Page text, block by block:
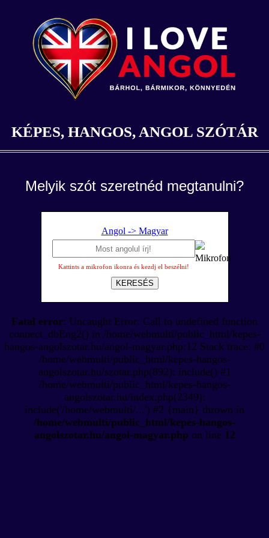
KÉPES, HANGOS, ANGOL SZÓTÁR
Melyik szót szeretnéd megtanulni?
Angol -> Magyar
Kattints a mikrofon ikonra és kezdj el beszélni!
KERESÉS
Fatal error: Uncaught Error: Call to undefined function
connect_dbEng2() in /home/webmulti/public_html/kepes-
hangos-angolszotar.hu/angol-magyar.php:12 Stack trace: #0
/home/webmulti/public_html/kepes-hangos-
angolszotar.hu/szotar.php(892): include() #1
/home/webmulti/public_html/kepes-hangos-
angolszotar.hu/index.php(2349):
include('/home/webmulti/...') #2 {main} thrown in
/home/webmulti/public_html/kepes-hangos-
angolszotar.hu/angol-magyar.php on line 12